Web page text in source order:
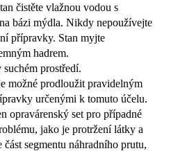
čistěte vlažnou vodou s
bázi mýdla. Nikdy nepoužívejte
přípravky. Stan myjte
hadrem.
prostředí.
možné prodloužit pravidelným
určenými k tomuto účelu.
opravárenský set pro případné
jako je protržení látky a
segmentu náhradního prutu,